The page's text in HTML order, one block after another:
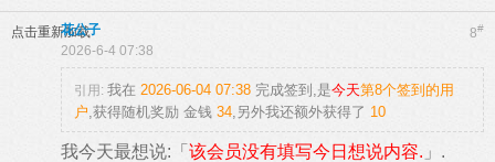
点击重新加载 8#
花公子
2026-6-4 07:38
引用: 我在 2026-06-04 07:38 完成签到,是今天第8个签到的用
户,获得随机奖励 金钱 34,另外我还额外获得了 10
我今天最想说:「 该会员没有填写今日想说内容. 」.